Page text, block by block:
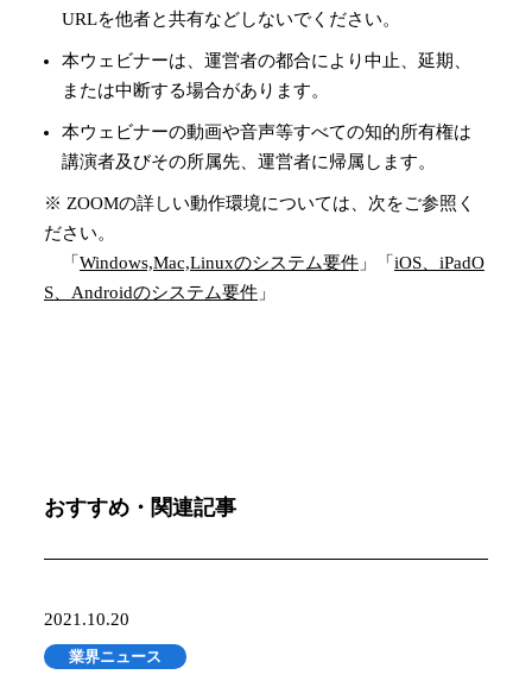
URLを他者と共有などしないでください。
本ウェビナーは、運営者の都合により中止、延期、
または中断する場合があります。
本ウェビナーの動画や音声等すべての知的所有権は
講演者及びその所属先、運営者に帰属します。
※ ZOOMの詳しい動作環境については、次をご参照く
ださい。
「 Windows,Mac,Linuxのシステム要件 」「 iOS、iPadO
S、Androidのシステム要件 」
おすすめ・関連記事
2021.10.20
業界ニュース